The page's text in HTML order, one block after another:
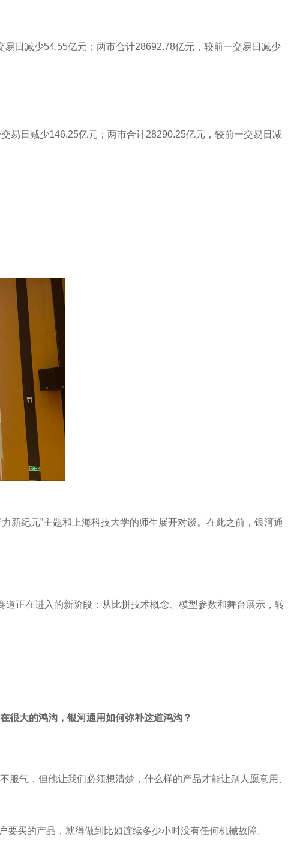
日减少54.55亿元；两市合计28692.78亿元，较前一交易日减少
易日减少146.25亿元；两市合计28290.25亿元，较前一交易日减
新纪元”主题和上海科技大学的师生展开对谈。在此之前，银河通
正在进入的新阶段：从比拼技术概念、模型参数和舞台展示，转
很大的鸿沟，银河通用如何弥补这道鸿沟？
气，但他让我们必须想清楚，什么样的产品才能让别人愿意用、
买的产品，就得做到比如连续多少小时没有任何机械故障。